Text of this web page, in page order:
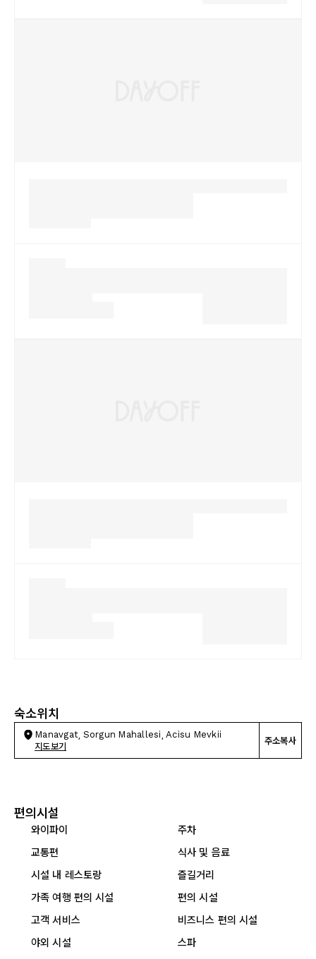
숙소위치
Manavgat, Sorgun Mahallesi, Acisu Mevkii
지도보기
주소복사
편의시설
와이파이
주차
교통편
식사 및 음료
시설 내 레스토랑
즐길거리
가족 여행 편의 시설
편의 시설
고객 서비스
비즈니스 편의 시설
야외 시설
스파